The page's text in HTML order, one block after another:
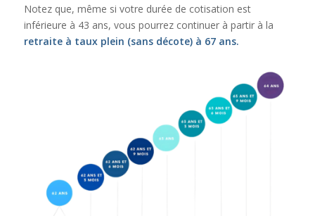
Notez que, même si votre durée de cotisation est
inférieure à 43 ans, vous pourrez continuer à partir à la
retraite à taux plein (sans décote) à 67 ans.